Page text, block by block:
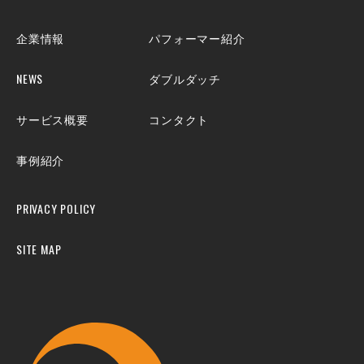
企業情報
NEWS
サービス概要
事例紹介
パフォーマー紹介
ダブルダッチ
コンタクト
PRIVACY POLICY
SITE MAP